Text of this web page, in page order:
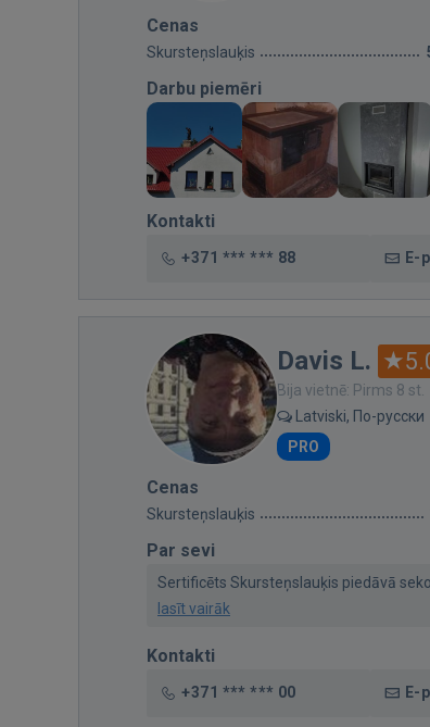
Cenas
Skursteņslauķis
Darbu piemēri
Kontakti
+371 *** *** 88 E-
Davis L.
Bija vietnē: Pirms 8 st.
Latviski, По-русски
PRO
Cenas
Skursteņslauķis
Par sevi
Sertificēts Skursteņslauķis piedāvā
lasīt vairāk
Kontakti
+371 *** *** 00 E-